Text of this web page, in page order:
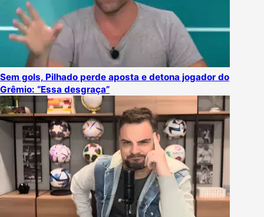
Sem gols, Pilhado perde aposta e detona jogador do
Grêmio: “Essa desgraça”